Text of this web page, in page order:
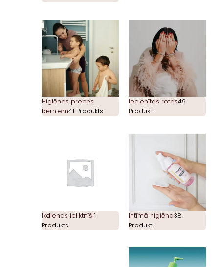
Higiēnas preces
bērniem41 Produkts
Iecienītas rotas49
Produkti
Ikdienas ieliktnīši1
Produkts
Intīmā higiēna38
Produkti